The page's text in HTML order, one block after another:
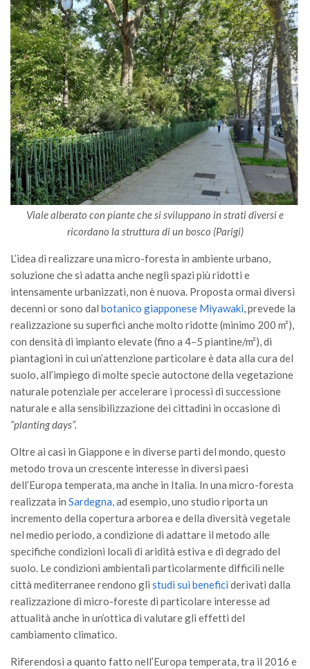
Viale alberato con piante che si sviluppano in strati diversi e
ricordano la struttura di un bosco (Parigi)
L’idea di realizzare una micro-foresta in ambiente urbano,
soluzione che si adatta anche negli spazi più ridotti e
intensamente urbanizzati, non è nuova. Proposta ormai diversi
decenni or sono dal botanico giapponese Miyawaki, prevede la
realizzazione su superfici anche molto ridotte (minimo 200 m²),
con densità di impianto elevate (fino a 4–5 piantine/m²), di
piantagioni in cui un’attenzione particolare è data alla cura del
suolo, all’impiego di molte specie autoctone della vegetazione
naturale potenziale per accelerare i processi di successione
naturale e alla sensibilizzazione dei cittadini in occasione di
“planting days”.
Oltre ai casi in Giappone e in diverse parti del mondo, questo
metodo trova un crescente interesse in diversi paesi
dell’Europa temperata, ma anche in Italia. In una micro-foresta
realizzata in Sardegna,ad esempio, uno studio riporta un
incremento della copertura arborea e della diversità vegetale
nel medio periodo, a condizione di adattare il metodo alle
specifiche condizioni locali di aridità estiva e di degrado del
suolo. Le condizioni ambientali particolarmente difficili nelle
città mediterranee rendono gli studi sui benefici derivati dalla
realizzazione di micro-foreste di particolare interesse ad
attualità anche in un’ottica di valutare gli effetti del
cambiamento climatico.
Riferendosi a quanto fatto nell’Europa temperata, tra il 2016 e